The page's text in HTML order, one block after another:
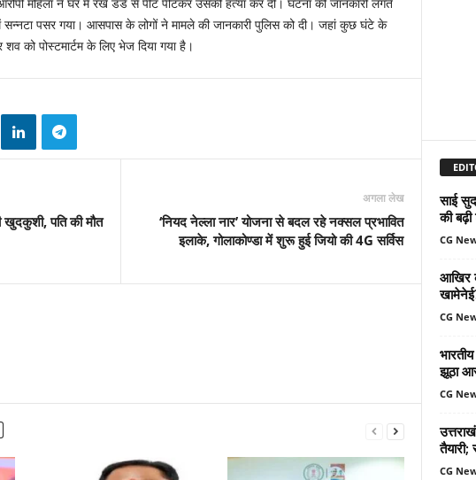
महिला ने घर में रखे डंडे से पीट पीटकर उसकी हत्या कर दी। घटना की जानकारी लगते
सन्नटा पसर गया। आसपास के लोगों ने मामले की जानकारी पुलिस को दी। जहां कुछ घंटे के
शव को पोस्टमार्टम के लिए भेज दिया गया है।
पति की मौत
अगला लेख
‘नियद नेल्ला नार’ योजना से बदल रहे नक्सल प्रभावित
इलाके, गोलाकोण्डा में शुरू हुई जियो की 4G सर्विस
साई
की
CG
आखिर
CG
झूठा
CG
तैयारी;
CG